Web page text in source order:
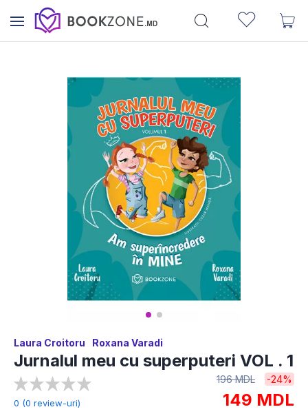
Laura Croitoru Roxana Varadi
Jurnalul meu cu superputeri VOL . 1
0 (0 review-uri)
196 MDL -24%
149 MDL